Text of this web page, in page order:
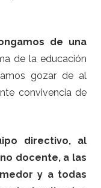
de una
de la educación
gozar de al
convivencia de
directivo, al
docente, a las
y a todas